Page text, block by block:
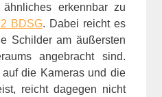
erkennbar zu
BDSG. Dabei reicht es
Schilder am äußersten
angebracht sind.
die Kameras und die
reicht dagegen nicht